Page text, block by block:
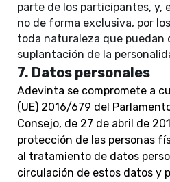
parte de los participantes, y,
no de forma exclusiva, por
toda naturaleza que puedan
suplantación de la
7. Datos personales
Adevinta se compromete a
(UE) 2016/679 del
Consejo, de 27 de abril de
protección de las personas
al tratamiento de datos
circulación de estos datos y